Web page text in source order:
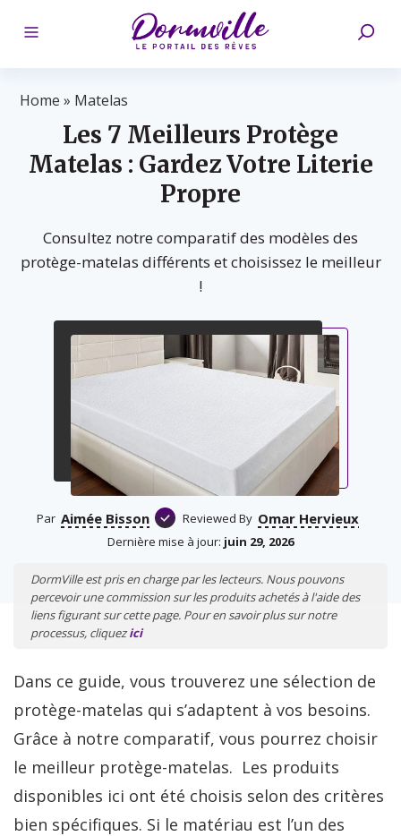
Home » Matelas
Les 7 Meilleurs Protège
Matelas : Gardez Votre Literie
Propre
Consultez notre comparatif des modèles des
protège-matelas différents et choisissez le meilleur
!
Par Aimée Bisson Reviewed By Omar Hervieux
Dernière mise à jour: juin 29, 2026
DormVille est pris en charge par les lecteurs. Nous pouvons
percevoir une commission sur les produits achetés à l'aide des
liens figurant sur cette page. Pour en savoir plus sur notre
processus, cliquezici
Dans ce guide, vous trouverez une sélection de
protège-matelas qui s’adaptent à vos besoins.
Grâce à notre comparatif, vous pourrez choisir
le meilleur protège-matelas. Les produits
disponibles ici ont été choisis selon des critères
bien spécifiques. Si le matériau est l’un des